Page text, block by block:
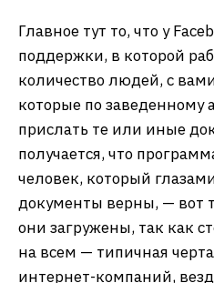
Главное тут то, что у
поддержки, в которой
количество людей, с
которые по заведенному
прислать те или иные
получается, что
человек, который
документы верны, — вот
они загружены, так как
на всем — типичная
интернет-компаний,